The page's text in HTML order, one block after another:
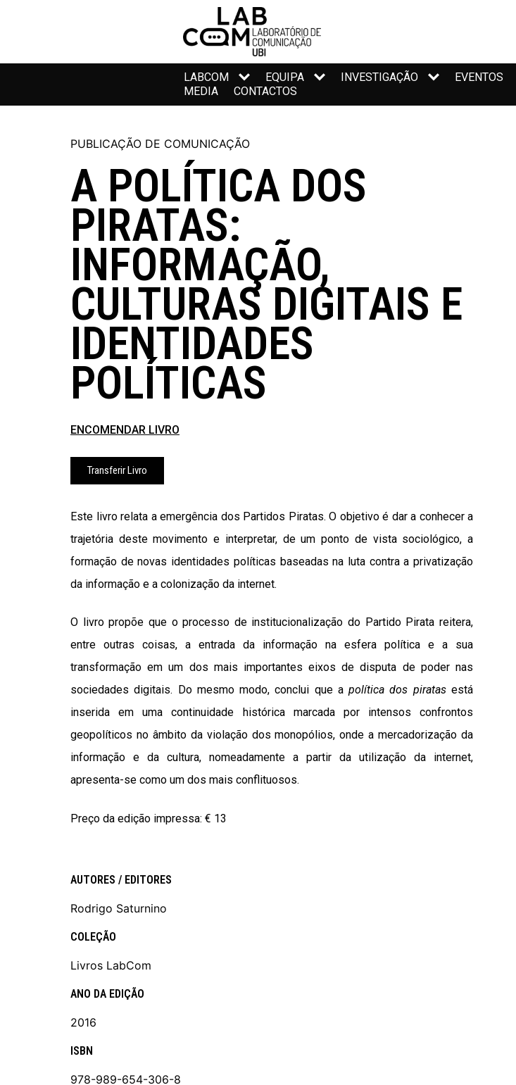
LABCOM EQUIPA INVESTIGAÇÃO EVENTOS
MEDIA
CONTACTOS
PUBLICAÇÃO DE COMUNICAÇÃO
A POLÍTICA DOS
PIRATAS:
INFORMAÇÃO,
CULTURAS DIGITAIS E
IDENTIDADES
POLÍTICAS
ENCOMENDAR LIVRO
Transferir Livro
Este livro relata a emergência dos Partidos Piratas. O objetivo é dar a conhecer a
trajetória deste movimento e interpretar, de um ponto de vista sociológico, a
formação de novas identidades políticas baseadas na luta contra a privatização
da informação e a colonização da internet.
O livro propõe que o processo de institucionalização do Partido Pirata reitera,
entre outras coisas, a entrada da informação na esfera política e a sua
transformação em um dos mais importantes eixos de disputa de poder nas
sociedades digitais. Do mesmo modo, conclui que apolítica dos piratasestá
inserida em uma continuidade histórica marcada por intensos confrontos
geopolíticos no âmbito da violação dos monopólios, onde a mercadorização da
informação e da cultura, nomeadamente a partir da utilização da internet,
apresenta-se como um dos mais conflituosos.
Preço da edição impressa: € 13
AUTORES / EDITORES
Rodrigo Saturnino
COLEÇÃO
Livros LabCom
ANO DA EDIÇÃO
2016
ISBN
978-989-654-306-8